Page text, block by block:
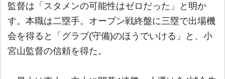
監督は「スタメンの可能性はゼロだった」と明か
す。本職は二塁手。オープン戦終盤に三塁で出場機
会を得ると「グラブ(守備)のほうでいける」と、小
宮山監督の信頼を得た。